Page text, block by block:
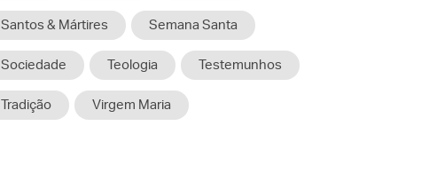
Santos & Mártires Semana Santa
Sociedade Teologia Testemunhos
Tradição Virgem Maria